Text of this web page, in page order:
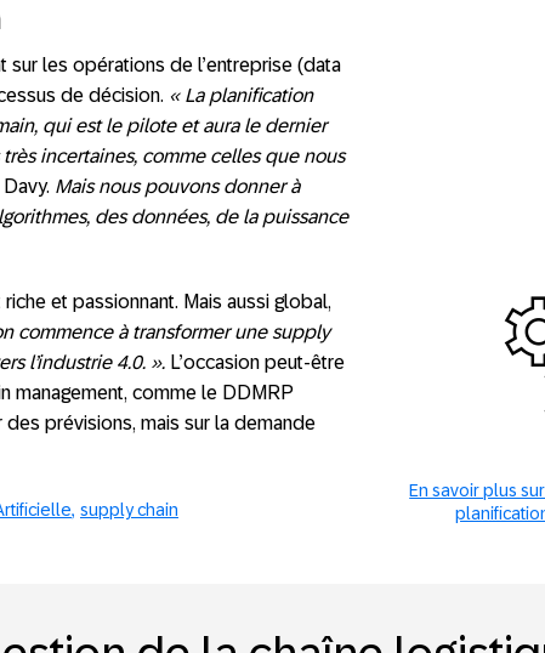
les opérations de l’entreprise (data
de décision. « La planification
qui est le pilote et aura le dernier
incertaines, comme celles que nous
Mais nous pouvons donner à
des données, de la puissance
et passionnant. Mais aussi global,
commence à transformer une supply
l’industrie 4.0. ». L’occasion peut-être
management, comme le DDMRP
des prévisions, mais sur la demande
supply chain
En savoir plus